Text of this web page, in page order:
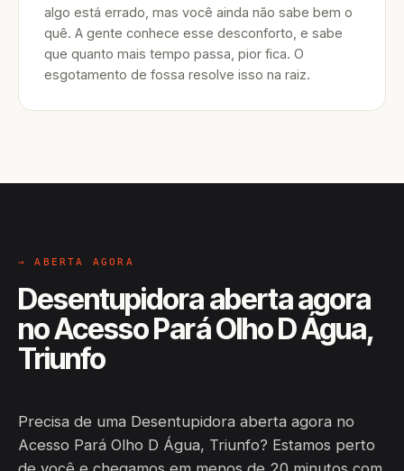
algo está errado, mas você ainda não sabe bem o
quê. A gente conhece esse desconforto, e sabe
que quanto mais tempo passa, pior fica. O
esgotamento de fossa resolve isso na raiz.
→ ABERTA AGORA
Desentupidora aberta agora
no Acesso Pará Olho D Água,
Triunfo
Precisa de uma Desentupidora aberta agora no
Acesso Pará Olho D Água, Triunfo? Estamos perto